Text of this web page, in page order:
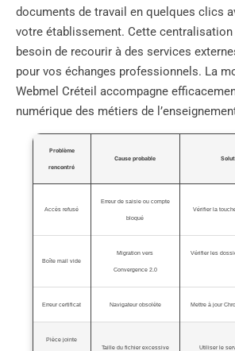
documents de travail en quelques clics
votre établissement. Cette
besoin de recourir à des services
pour vos échanges professionnels. La
Webmel Créteil accompagne
numérique des métiers de
Problème
rencontré
Cause probable
Accès refusé
Erreur de saisie ou compte
bloqué
Vérifier la
Boîte mail vide
Migration vers
Convergence 2.0
Vérifier les
Erreur certificat Navigateur obsolète Mettre à jour
Pièce jointe
Taille du fichier excessive Utiliser le